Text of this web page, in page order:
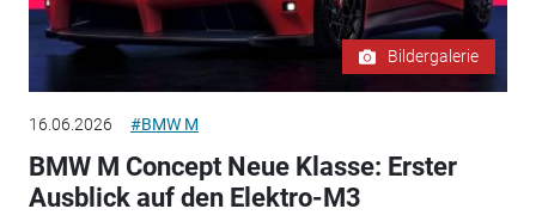
Bildergalerie
16.06.2026 #BMW M
BMW M Concept Neue Klasse: Erster
Ausblick auf den Elektro-M3